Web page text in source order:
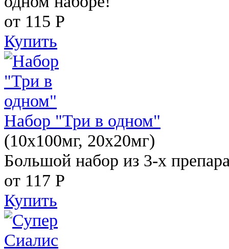
от 115 Р
Купить
Набор "Три в одном"
(10x100мг, 20x20мг)
Большой набор из 3-х
от 117 Р
Купить